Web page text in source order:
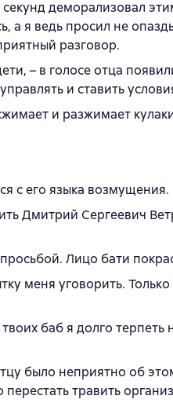
деморализовал
а я ведь просил не
разговор.
– в голосе отца
и ставить
и разжимает
с его языка возмущения.
Дмитрий Сергеевич
Лицо бати
меня уговорить.
баб я долго терпеть
было неприятно об
травить